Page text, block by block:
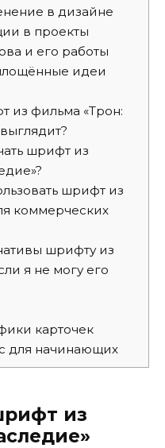
в дизайне
в проекты
и его работы
идеи
из фильма «Трон:
шрифт из
шрифт из
коммерческих
шрифту из
я не могу его
карточек
для начинающих
из